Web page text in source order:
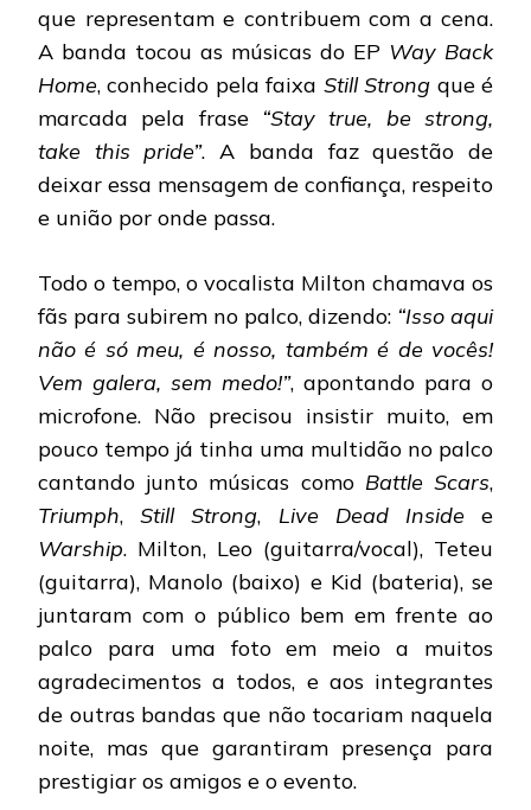
que representam e contribuem com a cena.
A banda tocou as músicas do EP Way Back
Home, conhecido pela faixa Still Strong que é
marcada pela frase “Stay true, be strong,
take this pride”. A banda faz questão de
deixar essa mensagem de confiança, respeito
e união por onde passa.
Todo o tempo, o vocalista Milton chamava os
fãs para subirem no palco, dizendo: “Isso aqui
não é só meu, é nosso, também é de vocês!
Vem galera, sem medo!”, apontando para o
microfone. Não precisou insistir muito, em
pouco tempo já tinha uma multidão no palco
cantando junto músicas como Battle Scars,
Triumph,Still Strong, Live Dead Inside e
Warship. Milton, Leo (guitarra/vocal), Teteu
(guitarra), Manolo (baixo) e Kid (bateria), se
juntaram com o público bem em frente ao
palco para uma foto em meio a muitos
agradecimentos a todos, e aos integrantes
de outras bandas que não tocariam naquela
noite, mas que garantiram presença para
prestigiar os amigos e o evento.